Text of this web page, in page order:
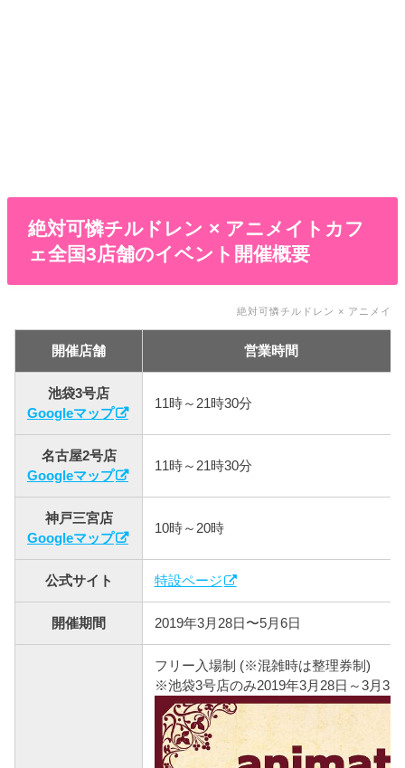
絶対可憐チルドレン × アニメイトカフ
ェ全国3店舗のイベント開催概要
絶対可憐チルドレン × アニメイト
開催店舗 営業時間
池袋3号店
Googleマップ
11時～21時30分
名古屋2号店
Googleマップ
11時～21時30分
神戸三宮店
Googleマップ
10時～20時
公式サイト 特設ページ
開催期間 2019年3月28日〜5月6日
フリー入場制 (※混雑時は整理券制)
※池袋3号店のみ2019年3月28日～3月31